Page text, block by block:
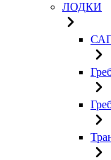
ЛОДКИ
САП